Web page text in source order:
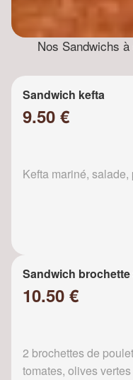
Nos Sandwichs
Sandwich kefta
9.50 €
Kefta mariné,
Sandwich
10.50 €
2 brochettes de
tomates, olives vertes